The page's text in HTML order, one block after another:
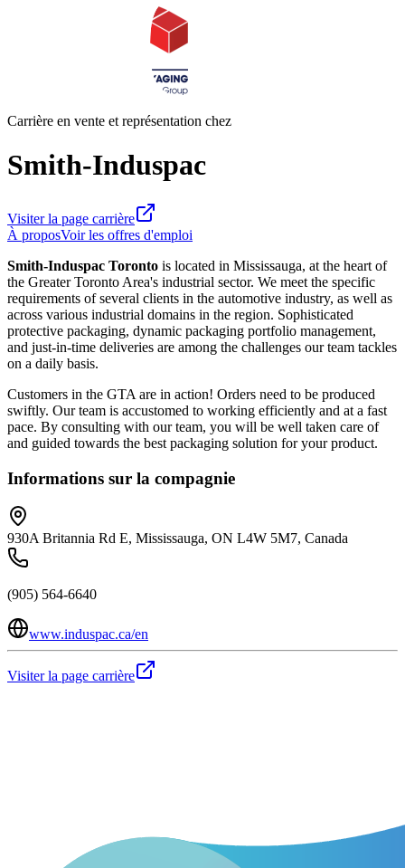
Carrière en vente et représentation chez
Smith-Induspac
Visiter la page carrière
À proposVoir les offres d'emploi
Smith-Induspac Toronto is located in Mississauga, at the heart of
the Greater Toronto Area's industrial sector. We meet the specific
requirements of several clients in the automotive industry, as well as
across various industrial domains in the region. Sophisticated
protective packaging, dynamic packaging portfolio management,
and just-in-time deliveries are among the challenges our team tackles
on a daily basis.
Customers in the GTA are in action! Orders need to be produced
swiftly. Our team is accustomed to working efficiently and at a fast
pace. By consulting with our team, you will be well taken care of
and guided towards the best packaging solution for your product.
Informations sur la compagnie
930A Britannia Rd E, Mississauga, ON L4W 5M7, Canada
(905) 564-6640
www.induspac.ca/en
Visiter la page carrière